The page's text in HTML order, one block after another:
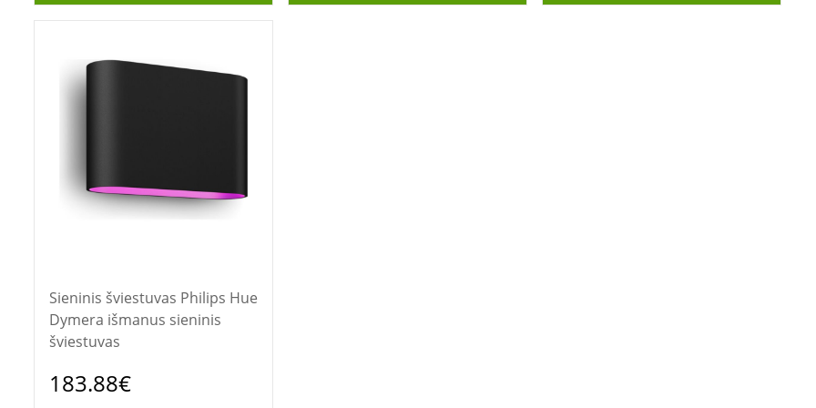
Sieninis šviestuvas Philips Hue
Dymera išmanus sieninis
šviestuvas
183.88€